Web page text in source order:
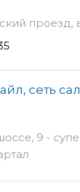
проезд,
сеть
9 -